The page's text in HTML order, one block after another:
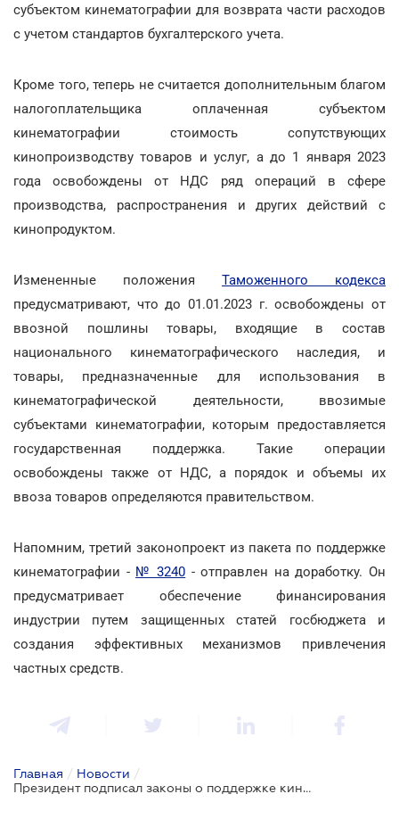
субъектом кинематографии для возврата части расходов
с учетом стандартов бухгалтерского учета.
Кроме того, теперь не считается дополнительным благом
налогоплательщика оплаченная субъектом
кинематографии стоимость сопутствующих
кинопроизводству товаров и услуг, а до 1 января 2023
года освобождены от НДС ряд операций в сфере
производства, распространения и других действий с
кинопродуктом.
Измененные положения Таможенного кодекса
предусматривают, что до 01.01.2023 г. освобождены от
ввозной пошлины товары, входящие в состав
национального кинематографического наследия, и
товары, предназначенные для использования в
кинематографической деятельности, ввозимые
субъектами кинематографии, которым предоставляется
государственная поддержка. Такие операции
освобождены также от НДС, а порядок и объемы их
ввоза товаров определяются правительством.
Напомним, третий законопроект из пакета по поддержке
кинематографии - № 3240 - отправлен на доработку. Он
предусматривает обеспечение финансирования
индустрии путем защищенных статей госбюджета и
создания эффективных механизмов привлечения
частных средств.
Главная / Новости /
Президент подписал законы о поддержке кинематографии